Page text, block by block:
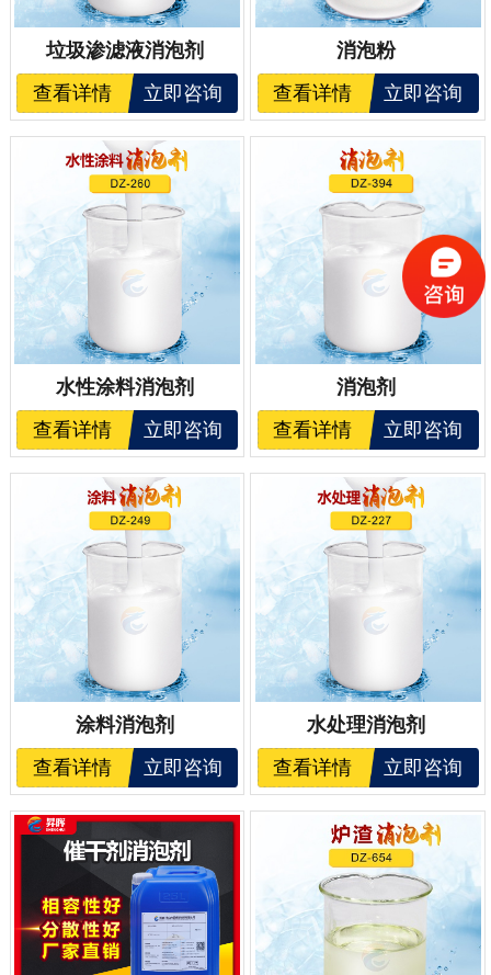
垃圾渗滤液消泡剂
查看详情
立即咨询
消泡粉
查看详情
立即咨询
水性涂料消泡剂
查看详情
立即咨询
消泡剂
查看详情
立即咨询
涂料消泡剂
查看详情
立即咨询
水处理消泡剂
查看详情
立即咨询